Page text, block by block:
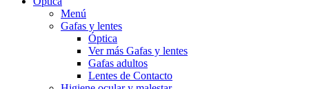
Menú
Gafas y lentes
Óptica
Ver más Gafas y lentes
Gafas adultos
Lentes de Contacto